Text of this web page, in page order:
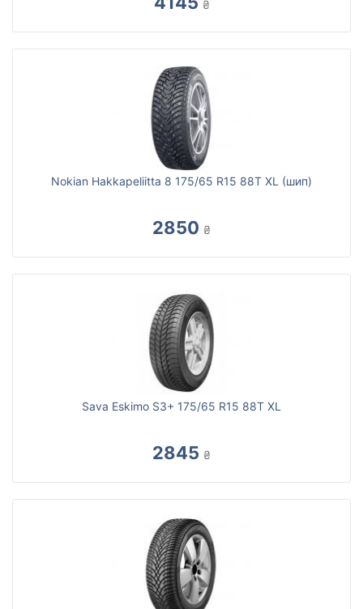
₴
Nokian Hakkapeliitta 8 175/65 R15 88T XL (шип)
2850 ₴
Sava Eskimo S3+ 175/65 R15 88T XL
2845 ₴